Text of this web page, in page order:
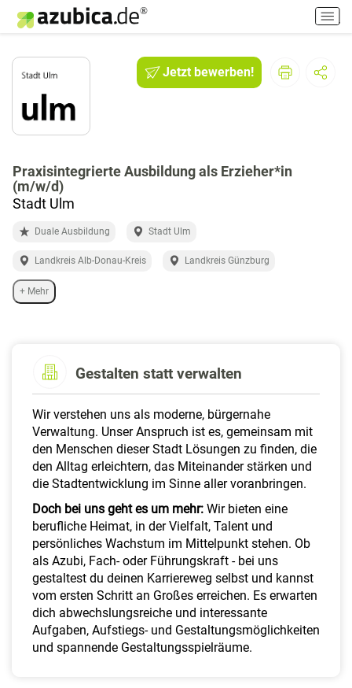
H
a
p
t
Jetzt bewerben!
Praxisintegrierte Ausbildung als Erzieher*in
(m/w/d)
Stadt Ulm
Duale Ausbildung Stadt Ulm
Landkreis Alb-Donau-Kreis Landkreis Günzburg
+ Mehr
Gestalten statt verwalten
Wir verstehen uns als moderne, bürgernahe
Verwaltung. Unser Anspruch ist es, gemeinsam mit
den Menschen dieser Stadt Lösungen zu finden, die
den Alltag erleichtern, das Miteinander stärken und
die Stadtentwicklung im Sinne aller voranbringen.
Doch bei uns geht es um mehr: Wir bieten eine
berufliche Heimat, in der Vielfalt, Talent und
persönliches Wachstum im Mittelpunkt stehen. Ob
als Azubi, Fach- oder Führungskraft - bei uns
gestaltest du deinen Karriereweg selbst und kannst
vom ersten Schritt an Großes erreichen. Es erwarten
dich abwechslungsreiche und interessante
Aufgaben, Aufstiegs- und Gestaltungsmöglichkeiten
und spannende Gestaltungsspielräume.